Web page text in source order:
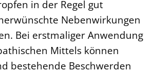
in der Regel gut
Nebenwirkungen
Bei erstmaliger Anwendung
Mittels können
bestehende Beschwerden